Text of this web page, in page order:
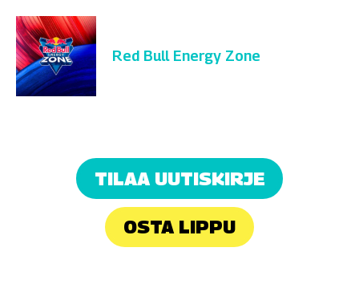
Red Bull Energy Zone
TILAA UUTISKIRJE
OSTA LIPPU